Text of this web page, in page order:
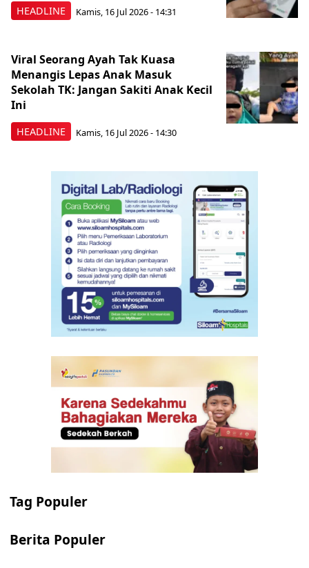
HEADLINE Kamis, 16 Jul 2026 - 14:31
HEADLINE
Viral Seorang Ayah Tak Kuasa
Menangis Lepas Anak Masuk
Sekolah TK: Jangan Sakiti Anak Kecil
Ini
Kamis, 16 Jul 2026 - 14:30
Tag Populer
Berita Populer